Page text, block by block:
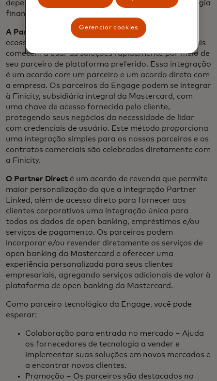
dependendo da preferência do provedor de tecnologia
financeira.
A Partner Linked
oferece amplo acesso ao
ecossistema, permitindo que os clientes empresariais
comecem a usar as soluções rapidamente por meio de
seu parceiro de plataforma preferido. Essa integração
é um acordo com um parceiro e um acordo direto com
a empresa. Os parceiros da Engage podem se integrar
à Finicity, subsidiária integral da Mastercard, com
uma chave de acesso fornecida pelo cliente,
protegendo seus negócios da necessidade de lidar
com credenciais de usuário. Este método proporciona
uma integração simples para os nossos parceiros e os
contratos comerciais são celebrados diretamente com
a Finicity.
O Partner Direct é um acordo de revenda que permite
maior personalização do que a integração Partner
Linked, além de acesso direto para fornecer aos
clientes corporativos uma integração única para
todos os dados de open banking, empréstimos e/ou
serviços de pagamento. Os parceiros podem
incorporar e/ou revender diretamente os serviços de
open banking da Mastercard e oferecer uma
experiência personalizada para seus clientes
empresariais, agregando serviços adicionais de valor à
plataforma de open banking da Mastercard.
Como parceiro tecnológico da Engage, você pode
esperar:
Colaboração para entrada no mercado – Ajuda
os fornecedores de tecnologia a vender e
implementar suas soluções em novos mercados e
a encontrar novos clientes.
Promoção – Os parceiros são destacados no
Gerenciar cookies